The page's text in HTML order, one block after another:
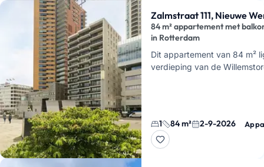
Zalmstraat 111, Nieuwe
84 m² appartement met
in Rotterdam
Dit appartement van 84 m²
verdieping van de
1 84 m² 2-9-2026